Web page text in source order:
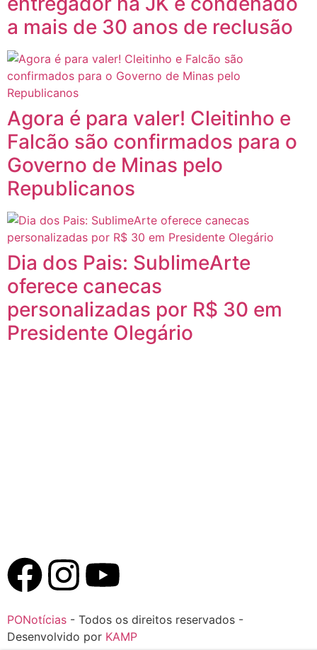
a mais de 30 anos de reclusão
Agora é para valer! Cleitinho e
Falcão são confirmados para o
Governo de Minas pelo
Republicanos
Dia dos Pais: SublimeArte
oferece canecas
personalizadas por R$ 30 em
Presidente Olegário
PONotícias - Todos os direitos reservados -
Desenvolvido por KAMP